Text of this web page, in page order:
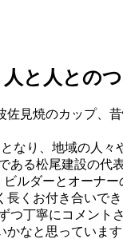
と人との
見焼のカップ、
なり、地域の人
る松尾建設の代
ルダーとオーナ
くお付き合いで
つ丁寧にコメン
なと思っていま